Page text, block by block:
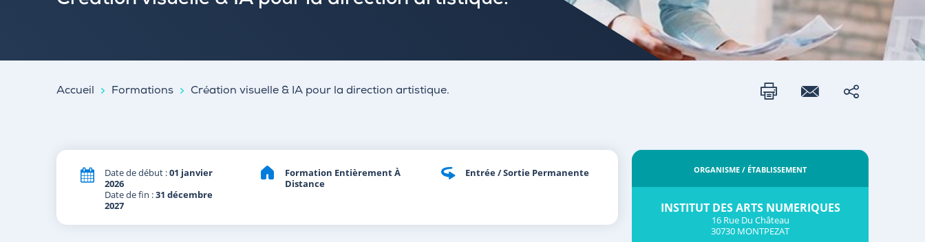
Accueil Formations Création visuelle & IA pour la direction artistique.
Date de début :01 janvier
2026
Date de fin :31 décembre
2027
Formation Entièrement À
Distance
Entrée / Sortie Permanente ORGANISME / ÉTABLISSEMENT
INSTITUT DES ARTS NUMERIQUES
16 Rue Du Château
30730 MONTPEZAT